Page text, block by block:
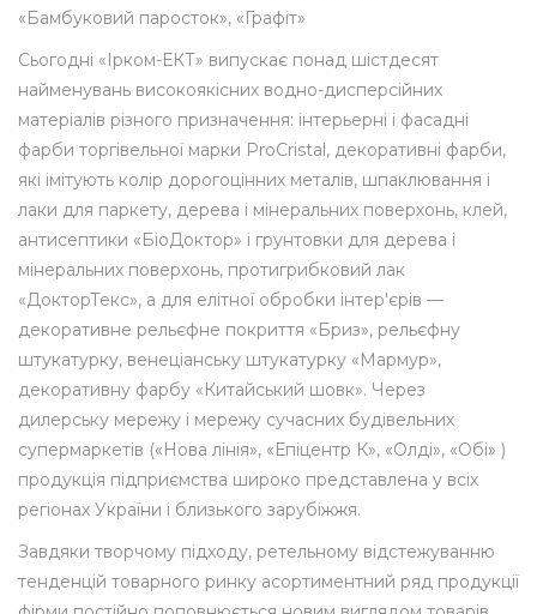
«Бамбуковий паросток», «Графіт»
Сьогодні «Ірком-ЕКТ» випускає понад шістдесят
найменувань високоякісних водно-дисперсійних
матеріалів різного призначення: інтерьерні і фасадні
фарби торгівельної марки ProCristal, декоративні фарби,
які імітують колір дорогоцінних металів, шпаклювання і
лаки для паркету, дерева і мінеральних поверхонь, клей,
антисептики «БіоДоктор» і грунтовки для дерева і
мінеральних поверхонь, протигрибковий лак
«ДокторТекс», а для елітної обробки інтер'єрів —
декоративне рельєфне покриття «Бриз», рельєфну
штукатурку, венеціанську штукатурку «Мармур»,
декоративну фарбу «Китайський шовк». Через
дилерську мережу і мережу сучасних будівельних
супермаркетів («Нова лінія», «Епіцентр К», «Олді», «Обі» )
продукція підприємства широко представлена у всіх
регіонах України і близького зарубіжжя.
Завдяки творчому підходу, ретельному відстежуванню
тенденцій товарного ринку асортиментний ряд продукції